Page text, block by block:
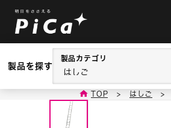
製品を探す
製品カテゴリ
TOP > はしご >